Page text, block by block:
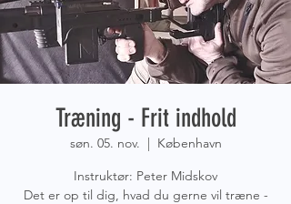
Træning - Frit indhold
søn. 05. nov.
  |
København
Instruktør: Peter Midskov
Det er op til dig, hvad du gerne vil træne -